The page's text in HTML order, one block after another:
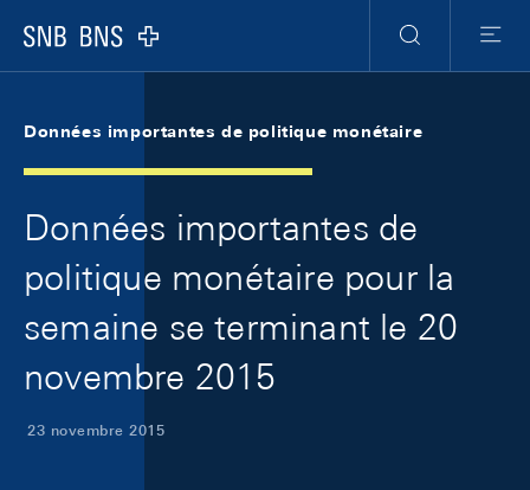
Logo
RechercheMenu
Données importantes de politique monétaire
Données importantes de
politique monétaire pour la
semaine se terminant le 20
novembre 2015
23 novembre 2015